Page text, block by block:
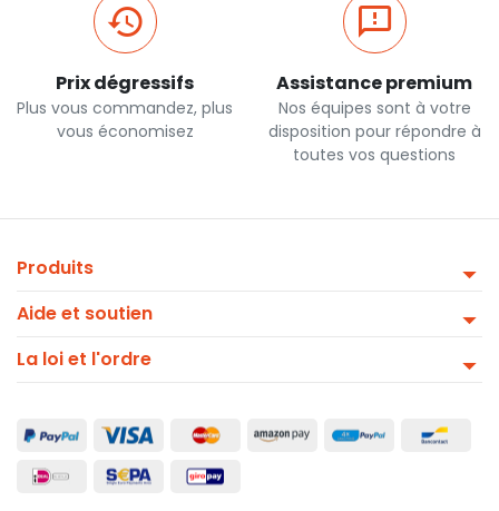
Prix dégressifs
Plus vous commandez, plus
vous économisez
Assistance premium
Nos équipes sont à votre
disposition pour répondre à
toutes vos questions
Produits
Aide et soutien
La loi et l'ordre